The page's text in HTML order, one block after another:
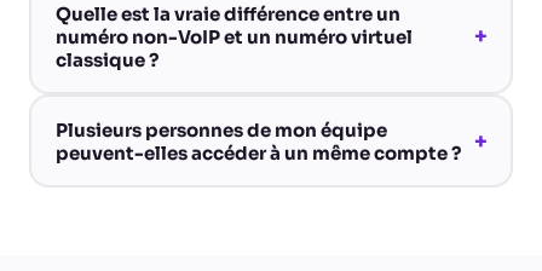
Quelle est la vraie différence entre un
numéro non-VoIP et un numéro virtuel
classique ?
+
Plusieurs personnes de mon équipe
peuvent-elles accéder à un même compte ?
+